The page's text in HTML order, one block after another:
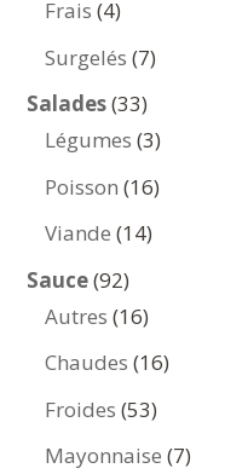
Frais 44
produits
Surgelés 77
Salades 3333
produits
Légumes 33
produits
Poisson 1616
Viande 1414
Sauce 9292
produits
Autres 1616
produits
Chaudes 1616
Froides 5353
produits
Mayonnaise 77